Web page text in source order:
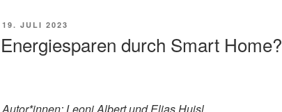
VERÖFFENTLICHT
19. JULI 2023
Energiesparen durch Smart Home?
Autor*innen: Leoni Albert und Elias Huisl